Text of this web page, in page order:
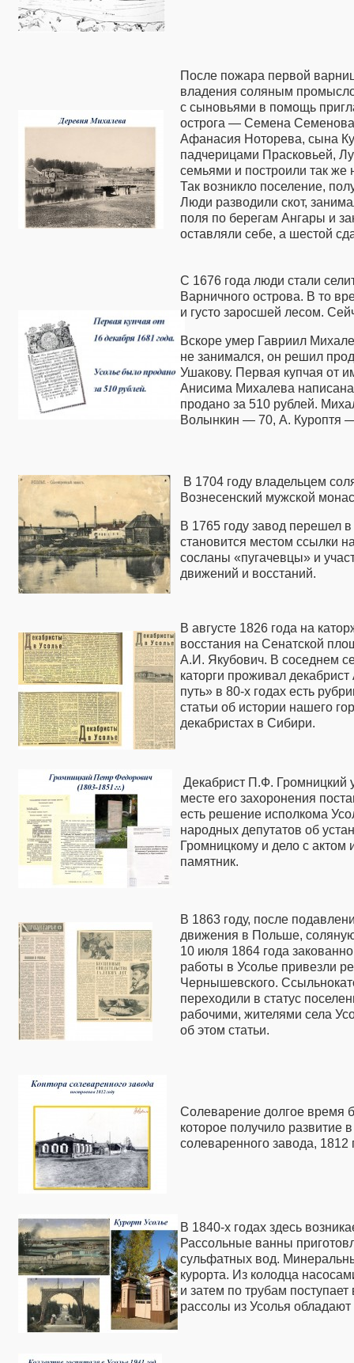
После пожара первой
владения соляным
с сыновьями в помощь
острога — Семена
Афанасия Ноторева, сына
падчерицами Прасковьей,
семьями и построили так же
Так возникло поселение,
Люди разводили скот,
поля по берегам Ангары и
оставляли себе, а шестой
С 1676 года люди стали
Варничного острова. В то
и густо заросшей лесом.
Вскоре умер Гавриил
не занимался, он решил
Ушакову. Первая купчая от
Анисима Михалева
продано за 510 рублей.
Волынкин — 70, А. Куроптя
В 1704 году владельцем
Вознесенский мужской
В 1765 году завод перешел
становится местом ссылки
сосланы «пугачевцы» и
движений и восстаний.
В августе 1826 года на
восстания на Сенатской
А.И. Якубович. В соседнем
каторги проживал
путь» в 80-х годах есть
статьи об истории нашего
декабристах в Сибири.
Декабрист П.Ф. Громницкий
месте его захоронения
есть решение исполкома
народных депутатов об
Громницкому и дело с актом
памятник.
В 1863 году, после
движения в Польше,
10 июля 1864 года
работы в Усолье привезли
Чернышевского.
переходили в статус
рабочими, жителями села
об этом статьи.
Солеварение долгое время
которое получило развитие
солеваренного завода, 1812
В 1840-х годах здесь
Рассольные ванны
сульфатных вод.
курорта. Из колодца
и затем по трубам
рассолы из Усолья